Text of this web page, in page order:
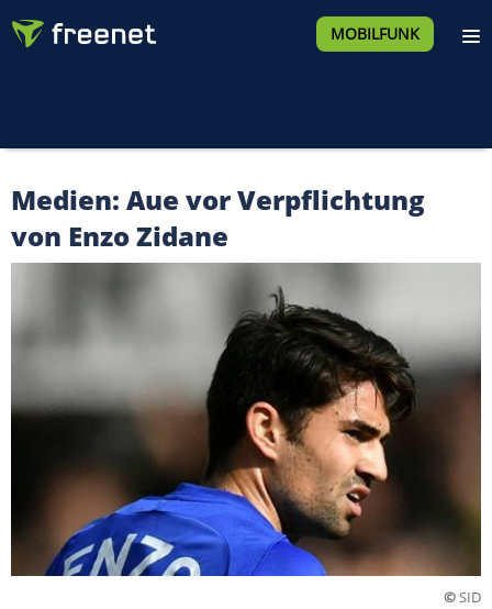
MOBILFUNK
Medien: Aue vor Verpflichtung
von Enzo Zidane
©SID